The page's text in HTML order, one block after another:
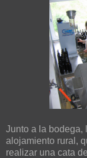
Junto a la bodega,
alojamiento rural,
realizar una cata